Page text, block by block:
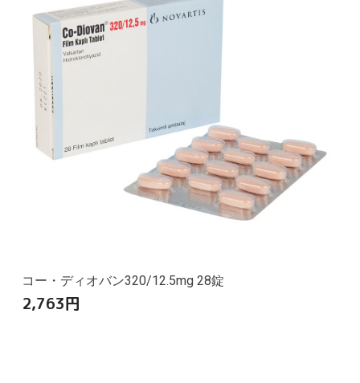
コー・ディオバン320/12.5mg 28錠
2,763円